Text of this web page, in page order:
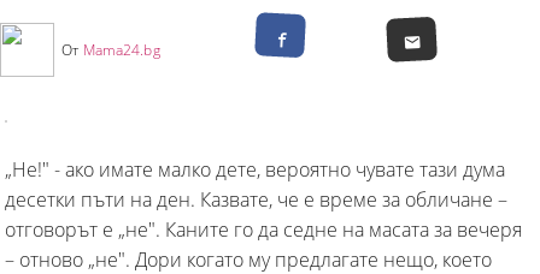
От Mama24.bg
„Не!" - ако имате малко дете, вероятно чувате тази дума
десетки пъти на ден. Казвате, че е време за обличане –
отговорът е „не". Каните го да седне на масата за вечеря
– отново „не". Дори когато му предлагате нещо, което